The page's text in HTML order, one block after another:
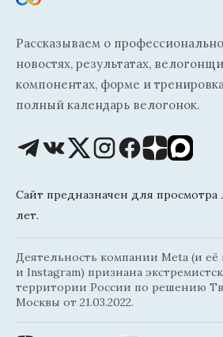
Рассказываем о
новостях, результатах,
компонентах, форме и
полный календарь велогонок.
Сайт предназначен для просмотра
лет.
Деятельность компании Meta (и её
и Instagram) признана
территории России по решению
Москвы от 21.03.2022.